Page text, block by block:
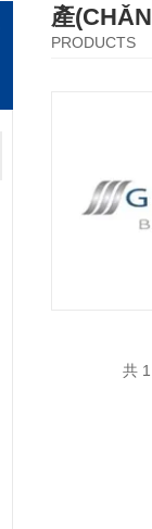
產
PRODUCTS
共